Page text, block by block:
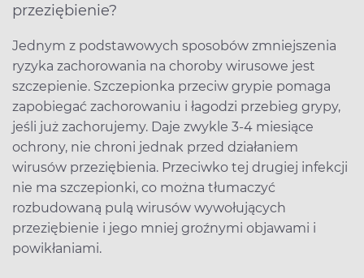
przeziębienie?
Jednym z podstawowych sposobów zmniejszenia
ryzyka zachorowania na choroby wirusowe jest
szczepienie. Szczepionka przeciw grypie pomaga
zapobiegać zachorowaniu i łagodzi przebieg grypy,
jeśli już zachorujemy. Daje zwykle 3-4 miesiące
ochrony, nie chroni jednak przed działaniem
wirusów przeziębienia. Przeciwko tej drugiej infekcji
nie ma szczepionki, co można tłumaczyć
rozbudowaną pulą wirusów wywołujących
przeziębienie i jego mniej groźnymi objawami i
powikłaniami.